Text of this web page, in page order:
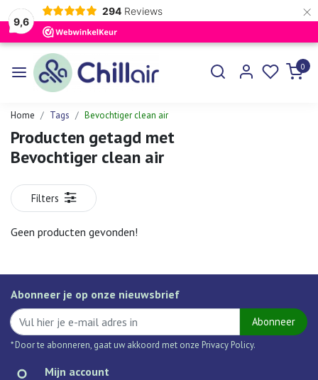
9,6
294 Reviews ×
0
Home Tags Bevochtiger clean air
Producten getagd met
Bevochtiger clean air
Filters
Geen producten gevonden!
Abonneer je op onze nieuwsbrief
Abonneer
* Door te abonneren, gaat uw akkoord met onze Privacy Policy.
Mijn account